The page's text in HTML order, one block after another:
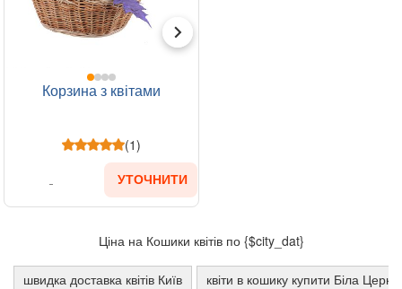
Корзина з квітами
(1)
УТОЧНИТИ
Ціна на Кошики квітів по {$city_dat}
швидка доставка квітів Київ квіти в кошику купити Біла